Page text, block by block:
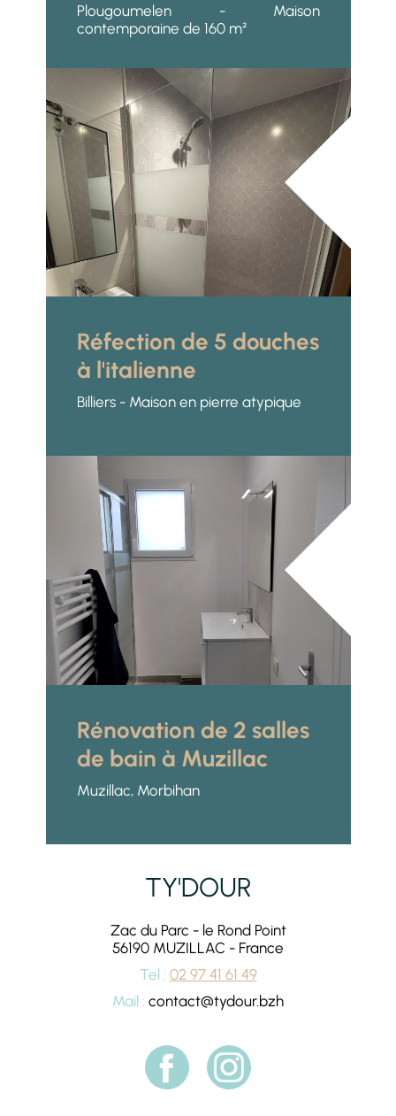
Plougoumelen - Maison
contemporaine de 160 m²
Réfection de 5 douches
à l'italienne
Billiers - Maison en pierre atypique
Rénovation de 2 salles
de bain à Muzillac
Muzillac, Morbihan
TY'DOUR
Zac du Parc - le Rond Point
56190 MUZILLAC - France
Tel : 02 97 41 61 49
Mail : contact@tydour.bzh